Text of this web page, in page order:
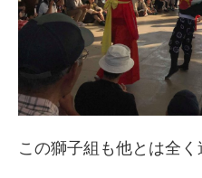
この獅子組も他とは全く